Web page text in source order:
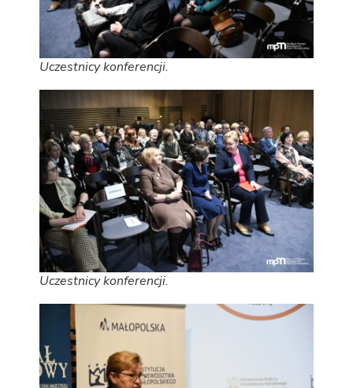
Uczestnicy konferencji.
Uczestnicy konferencji.